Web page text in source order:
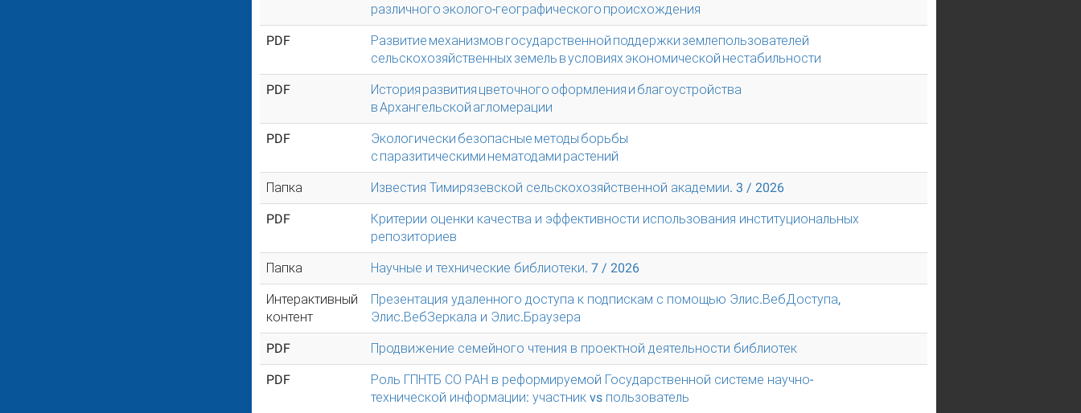
различного эколого-географического происхождения
PDF
Развитие механизмов государственной поддержки землепользователей
сельскохозяйственных земель в условиях экономической нестабильности
PDF
История развития цветочного оформления и благоустройства
в Архангельской агломерации
PDF
Экологически безопасные методы борьбы
с паразитическими нематодами растений
Папка Известия Тимирязевской сельскохозяйственной академии. 3 / 2026
PDF
Критерии оценки качества и эффективности использования институциональных
репозиториев
Папка Научные и технические библиотеки. 7 / 2026
Интерактивный
контент
Презентация удаленного доступа к подпискам с помощью Элис.ВебДоступа,
Элис.ВебЗеркала и Элис.Браузера
PDF Продвижение семейного чтения в проектной деятельности библиотек
PDF
Роль ГПНТБ СО РАН в реформируемой Государственной системе научно-
технической информации: участник vs пользователь